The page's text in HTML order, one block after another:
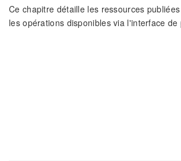
Ce chapitre détaille les ressources
les opérations disponibles via l'interface